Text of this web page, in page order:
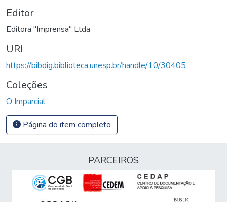
Editor
Editora "Imprensa" Ltda
URI
https://bibdig.biblioteca.unesp.br/handle/10/30405
Coleções
O Imparcial
Página do item completo
PARCEIROS